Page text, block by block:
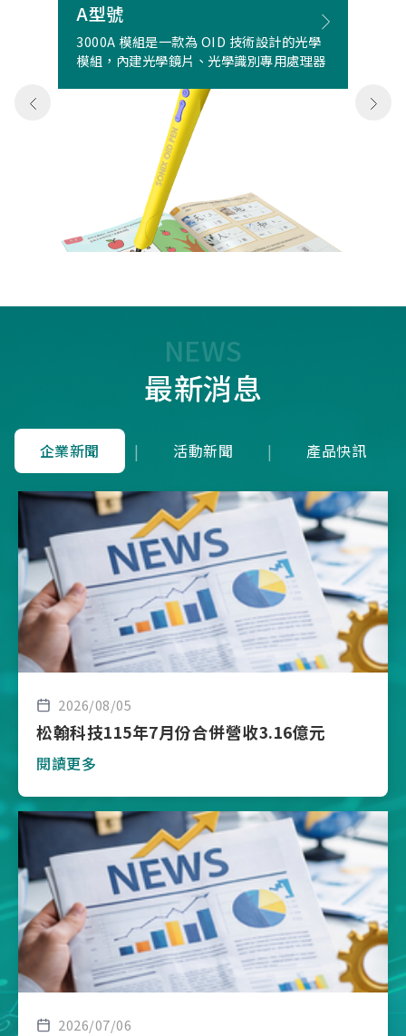
A型號
3000A 模組是一款為 OID 技術設計的光學
模組，內建光學鏡片、光學識別專用處理器
NEWS
最新消息
企業新聞 | 活動新聞 | 產品快訊
2026/08/05
松翰科技115年7月份合併營收3.16億元
閱讀更多
2026/07/06